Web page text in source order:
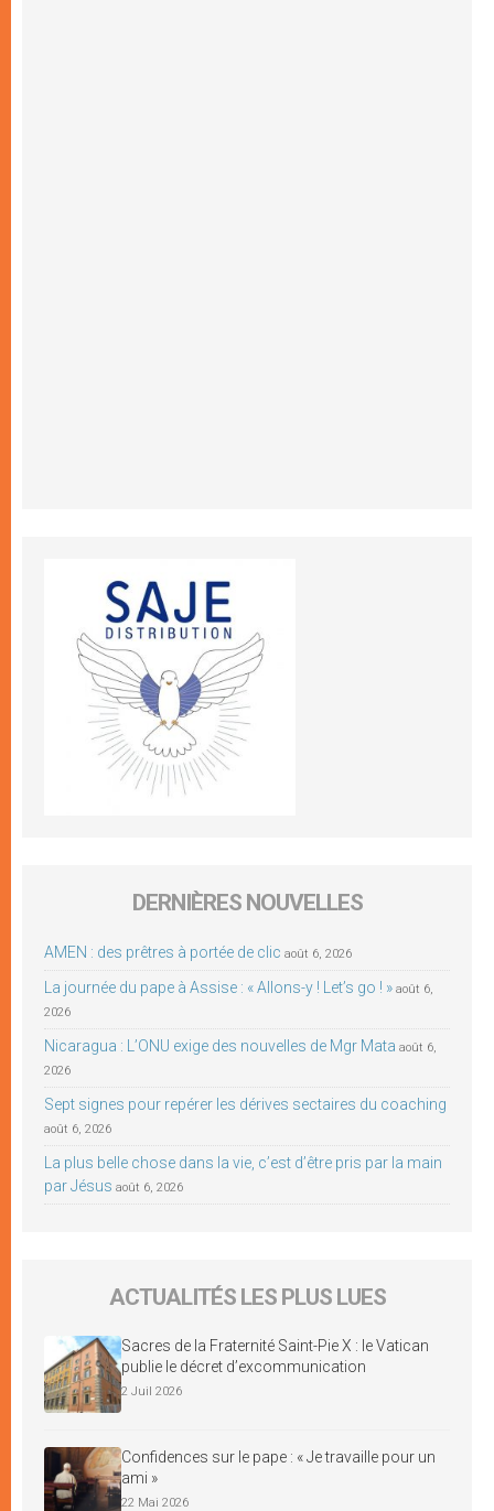
DERNIÈRES NOUVELLES
AMEN : des prêtres à portée de clic août 6, 2026
La journée du pape à Assise : « Allons-y ! Let’s go ! » août 6,
2026
Nicaragua : L’ONU exige des nouvelles de Mgr Mata août 6,
2026
Sept signes pour repérer les dérives sectaires du coaching
août 6, 2026
La plus belle chose dans la vie, c’est d’être pris par la main
par Jésus août 6, 2026
ACTUALITÉS LES PLUS LUES
Sacres de la Fraternité Saint-Pie X : le Vatican
publie le décret d’excommunication
2 Juil 2026
Confidences sur le pape : « Je travaille pour un
ami »
22 Mai 2026